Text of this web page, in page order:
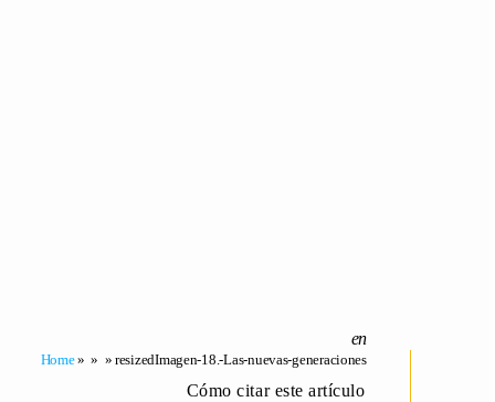
Cómo citar este artículo
Home» » » resizedImagen-18.-Las-nuevas-generaciones